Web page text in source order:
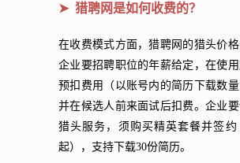
➤ 猎聘网是如何收费的？
在收费模式方面，猎聘网的猎头价
企业要招聘职位的年薪给定，在使
预扣费用（以账号内的简历下载数量
并在候选人前来面试后扣费。企业
猎头服务，须购买精英套餐并签约
起），支持下载30份简历。